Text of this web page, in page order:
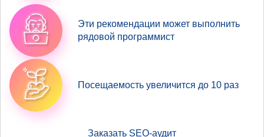
Эти рекомендации может выполнить
рядовой программист
Посещаемость увеличится до 10 раз
Заказать SEO-аудит